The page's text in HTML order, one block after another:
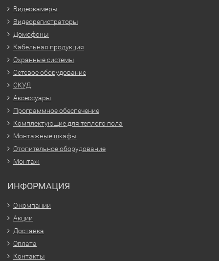
Видеокамеры
Видеорегистраторы
Домофоны
Кабельная продукция
Охранные системы
Сетевое оборудование
СКУД
Аксессуары
Программное обеспечение
Комплектующие для тёплого пола
Монтажные шкафы
Отопительное оборудование
Монтаж
ИНФОРМАЦИЯ
О компании
Акции
Доставка
Оплата
Контакты